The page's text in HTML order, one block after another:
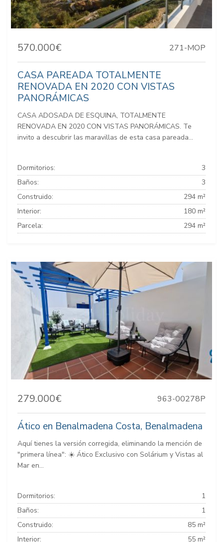
570.000€ 271-MOP
CASA PAREADA TOTALMENTE
RENOVADA EN 2020 CON VISTAS
PANORÁMICAS
CASA ADOSADA DE ESQUINA, TOTALMENTE
RENOVADA EN 2020 CON VISTAS PANORÁMICAS. Te
invito a descubrir las maravillas de esta casa pareada...
Dormitorios:
3
Baños:
3
Construido:
294 m²
Interior:
180 m²
Parcela:
294 m²
279.000€ 963-00278P
Ático en Benalmadena Costa, Benalmadena
Aquí tienes la versión corregida, eliminando la mención de
"primera línea": ☀️ Ático Exclusivo con Solárium y Vistas al
Mar en...
Dormitorios:
1
Baños:
1
Construido:
85 m²
Interior:
55 m²